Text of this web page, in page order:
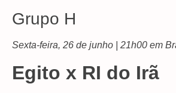
Grupo H
Sexta-feira, 26 de junho | 21h00 em
Egito x RI do Irã